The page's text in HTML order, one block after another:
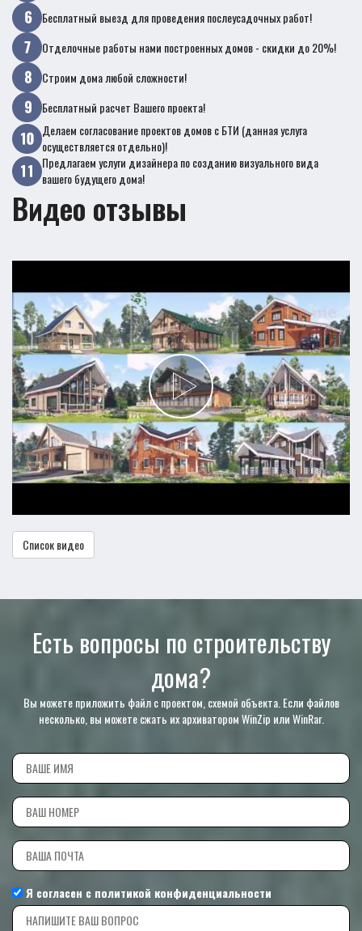
Бесплатный выезд для проведения послеусадочных работ!
Отделочные работы нами построенных домов - скидки до 20%!
Строим дома любой сложности!
Бесплатный расчет Вашего проекта!
Делаем согласование проектов домов с БТИ (данная услуга
осуществляется отдельно)!
Предлагаем услуги дизайнера по созданию визуального вида
вашего будущего дома!
Видео отзывы
Список видео
Есть вопросы по строительству
дома?
Вы можете приложить файл с проектом, схемой объекта. Если файлов
несколько, вы можете сжать их архиватором WinZip или WinRar.
Я согласен с политикой конфиденциальности